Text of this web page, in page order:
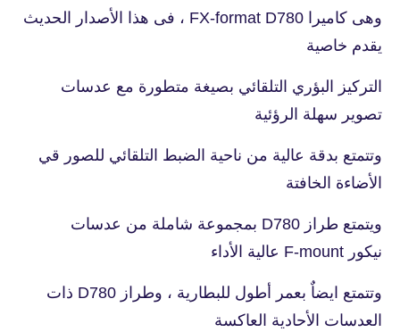
وهى كاميرا FX-format D780 ، فى هذا الأصدار الحديث
يقدم خاصية
التركيز البؤري التلقائي بصيغة متطورة مع عدسات
تصوير سهلة الرؤئية
وتتمتع بدقة عالية من ناحية الضبط التلقائي للصور قي
الأضاءة الخافتة
ويتمتع طراز D780 بمجموعة شاملة من عدسات
نيكور F-mount عالية الأداء
وتتمتع ايضاٌ بعمر أطول للبطارية ، وطراز D780 ذات
العدسات الأحادية العاكسة